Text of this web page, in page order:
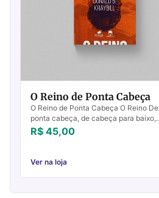
O Reino de Ponta Cabeça
O Reino de Ponta Cabeça O Reino De
ponta cabeça, de cabeça para baixo,
ao contrário, diferente, sem máscaras,
revolucionário! Com excelente base
R$ 45,00
Ver na loja